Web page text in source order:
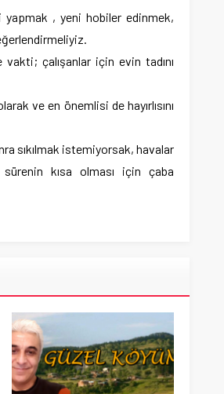
, yeni hobiler edinmek,
çalışanlar için evin tadını
ve en önemlisi de hayırlısını
sıkılmak istemiyorsak, havalar
kısa olması için çaba